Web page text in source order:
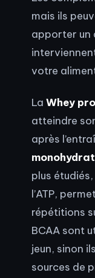
mais ils
apporter un
votre
La Whey
atteindre
après
plus
l’ATP,
répétitions
BCAA sont
jeun, sinon
sources de